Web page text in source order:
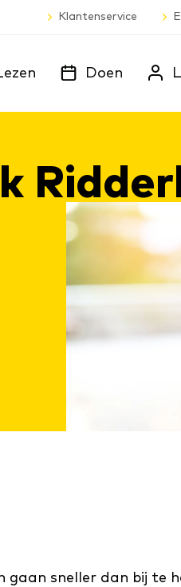
Doen
Klantenservice
sneller dan bij te